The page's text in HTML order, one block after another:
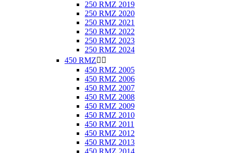
250 RMZ 2019
250 RMZ 2020
250 RMZ 2021
250 RMZ 2022
250 RMZ 2023
250 RMZ 2024
450 RMZ 
450 RMZ 2005
450 RMZ 2006
450 RMZ 2007
450 RMZ 2008
450 RMZ 2009
450 RMZ 2010
450 RMZ 2011
450 RMZ 2012
450 RMZ 2013
450 RMZ 2014